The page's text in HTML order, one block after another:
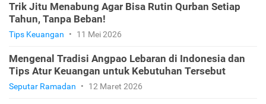
Trik Jitu Menabung Agar Bisa Rutin Qurban Setiap
Tahun, Tanpa Beban!
Tips Keuangan • 11 Mei 2026
Mengenal Tradisi Angpao Lebaran di Indonesia dan
Tips Atur Keuangan untuk Kebutuhan Tersebut
Seputar Ramadan • 12 Maret 2026